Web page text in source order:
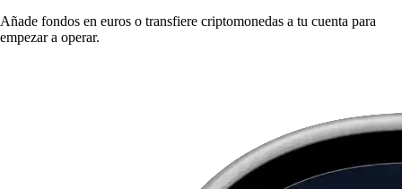
Añade fondos en euros o transfiere criptomonedas a tu cuenta para
empezar a operar.